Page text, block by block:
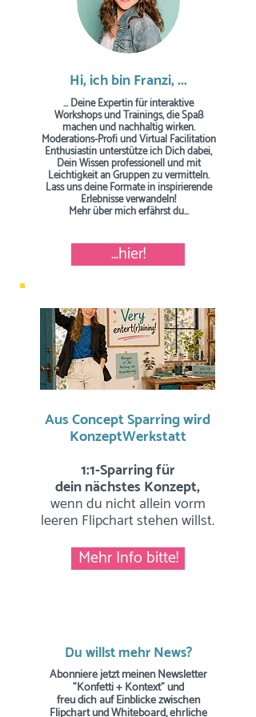
Hi, ich bin Franzi, ...
... Deine Expertin für interaktive
Workshops und Trainings, die Spaß
machen und nachhaltig wirken.
Moderations-Profi und Virtual Facilitation
Enthusiastin unterstütze ich Dich dabei,
Dein Wissen professionell und mit
Leichtigkeit an Gruppen zu vermitteln.
Lass uns deine Formate in inspirierende
Erlebnisse verwandeln!
Mehr über mich erfährst du...
...hier!
Aus Concept Sparring wird
KonzeptWerkstatt
1:1-Sparring für
dein nächstes Konzept,
wenn du nicht allein vorm
leeren Flipchart stehen willst.
Mehr Info bitte!
Du willst mehr News?
Abonniere jetzt meinen Newsletter
"Konfetti + Kontext" und
freu dich auf Einblicke zwischen